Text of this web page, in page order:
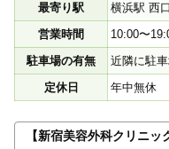
最寄り駅
横浜駅 西
営業時間
10:00〜
駐車場の有無
近隣に駐
定休日
年中無休
【新宿美容外科クリニ